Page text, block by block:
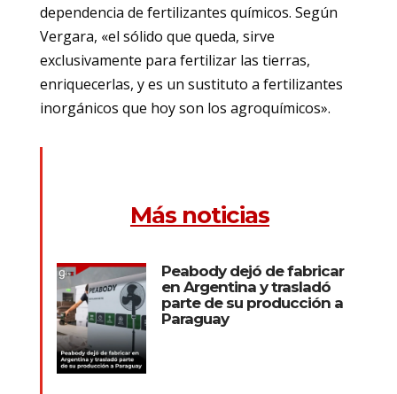
dependencia de fertilizantes químicos. Según
Vergara, «el sólido que queda, sirve
exclusivamente para fertilizar las tierras,
enriquecerlas, y es un sustituto a fertilizantes
inorgánicos que hoy son los agroquímicos».
Más noticias
Peabody dejó de fabricar
en Argentina y trasladó
parte de su producción a
Paraguay